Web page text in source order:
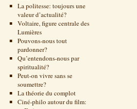
La politesse: toujours une
valeur d’actualité?
Voltaire, figure centrale des
Lumières
Pouvons-nous tout
pardonner?
Qu’entendons-nous par
spiritualité?
Peut-on vivre sans se
soumettre?
La théorie du complot
Ciné-philo autour du film: